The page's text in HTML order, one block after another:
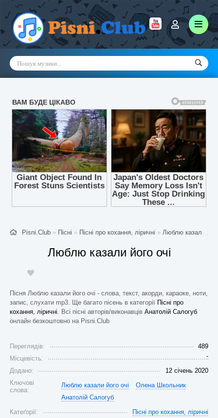
Pisni.Club » Пісні » Пісні про кохання, ліричні » Люблю казали його очі
Люблю казали його очі
Пісня Люблю казали його очі - слова, текст, акорди, караоке, ноти,
запис, слухати mp3. Ще багато пісень в категорії Пісні про
кохання, ліричні. Всі пісні авторів/виконавців Анатолій Салогуб
онлайн безкоштовно на Pisni.Club
Переглядів:
489
Місцевість:
-
Додано:
12 січень 2020
Ключові
слова:
Люблю казали його очі
Олена Школьник
Анатолій Салогуб
Катеґорії:
Пісні про кохання, ліричні